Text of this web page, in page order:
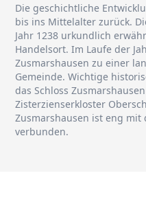
Die geschichtliche
bis ins Mittelalter zurück.
Jahr 1238 urkundlich
Handelsort. Im Laufe der
Zusmarshausen zu einer
Gemeinde. Wichtige
das Schloss
Zisterzienserkloster
Zusmarshausen ist eng mit
verbunden.